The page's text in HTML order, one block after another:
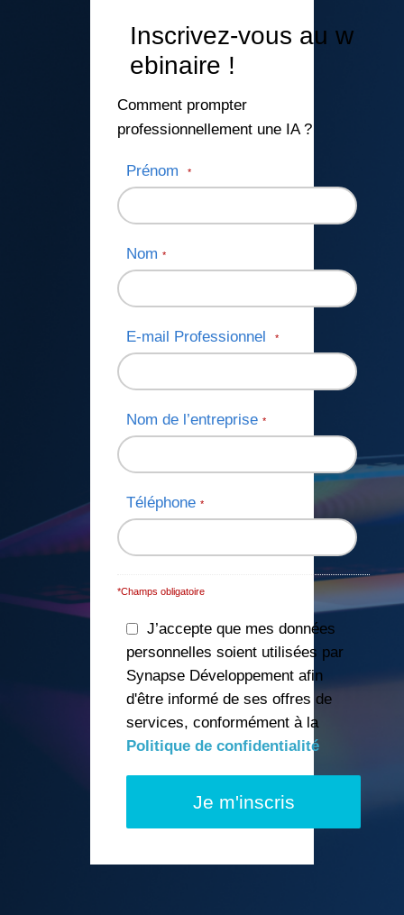
Inscrivez-vous au w
ebinaire !
Comment prompter
professionnellement une IA ?
Prénom *
Nom *
E-mail Professionnel *
Nom de l’entreprise *
Téléphone *
*Champs obligatoire
J’accepte que mes données
personnelles soient utilisées par
Synapse Développement afin
d'être informé de ses offres de
services, conformément à la
Politique de confidentialité